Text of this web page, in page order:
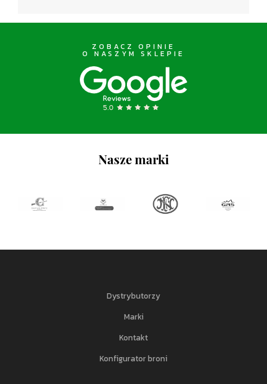
ZOBACZ OPINIE
O NASZYM SKLEPIE
Nasze marki
Dystrybutorzy
Marki
Kontakt
Konfigurator broni